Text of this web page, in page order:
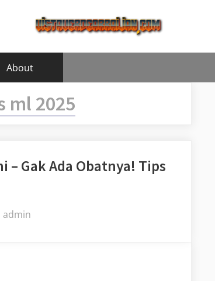
About
ml 2025
– Gak Ada Obatnya! Tips
By
admin